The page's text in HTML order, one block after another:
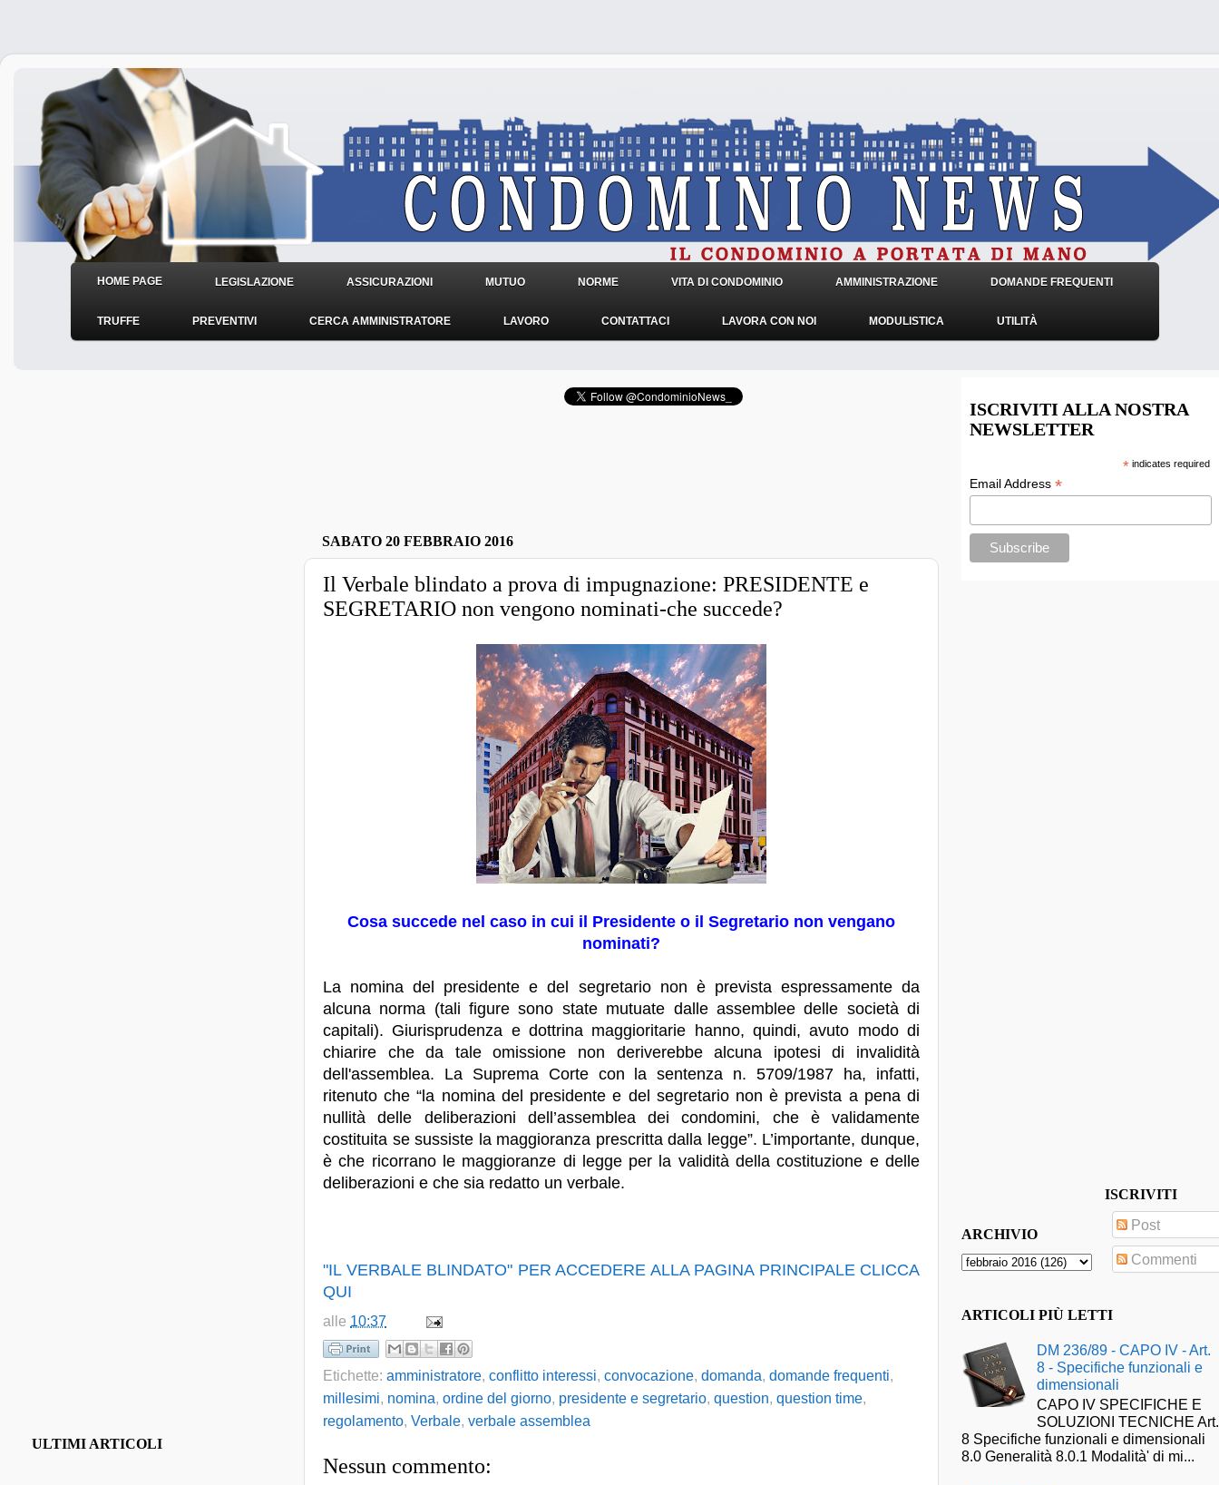
HOME PAGE LEGISLAZIONE ASSICURAZIONI MUTUO NORME VITA DI CONDOMINIO AMMINISTRAZIONE DOMANDE FREQUENTI
TRUFFE PREVENTIVI CERCA AMMINISTRATORE LAVORO CONTATTACI LAVORA CON NOI MODULISTICA UTILITÀ
SABATO 20 FEBBRAIO 2016
Il Verbale blindato a prova di impugnazione: PRESIDENTE e
SEGRETARIO non vengono nominati-che succede?
Cosa succede nel caso in cui il Presidente o il Segretario non vengano
nominati?
La nomina del presidente e del segretario non è prevista espressamente da
alcuna norma (tali figure sono state mutuate dalle assemblee delle società di
capitali). Giurisprudenza e dottrina maggioritarie hanno, quindi, avuto modo di
chiarire che da tale omissione non deriverebbe alcuna ipotesi di invalidità
dell'assemblea. La Suprema Corte con la sentenza n. 5709/1987 ha, infatti,
ritenuto che “la nomina del presidente e del segretario non è prevista a pena di
nullità delle deliberazioni dell’assemblea dei condomini, che è validamente
costituita se sussiste la maggioranza prescritta dalla legge”. L’importante, dunque,
è che ricorrano le maggioranze di legge per la validità della costituzione e delle
deliberazioni e che sia redatto un verbale.
"IL VERBALE BLINDATO" PER ACCEDERE ALLA PAGINA PRINCIPALE CLICCA
QUI
alle 10:37
Etichette: amministratore, conflitto interessi, convocazione, domanda, domande frequenti,
millesimi, nomina, ordine del giorno, presidente e segretario, question, question time,
regolamento, Verbale, verbale assemblea
Nessun commento:
ULTIMI ARTICOLI
ISCRIVITI ALLA NOSTRA
NEWSLETTER
*indicates required
Email Address *
ARCHIVIO
ISCRIVITI
Post
Commenti
ARTICOLI PIÙ LETTI
DM 236/89 - CAPO IV - Art.
8 - Specifiche funzionali e
dimensionali
CAPO IV SPECIFICHE E
SOLUZIONI TECNICHE Art.
8 Specifiche funzionali e dimensionali
8.0 Generalità 8.0.1 Modalità' di mi...